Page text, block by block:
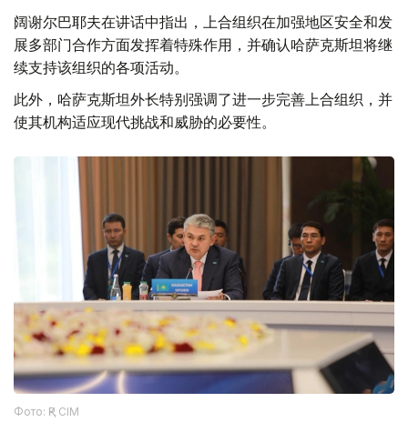
阔谢尔巴耶夫在讲话中指出，上合组织在加强地区安全和发
展多部门合作方面发挥着特殊作用，并确认哈萨克斯坦将继
续支持该组织的各项活动。
此外，哈萨克斯坦外长特别强调了进一步完善上合组织，并
使其机构适应现代挑战和威胁的必要性。
Фото: ҚР СІМ